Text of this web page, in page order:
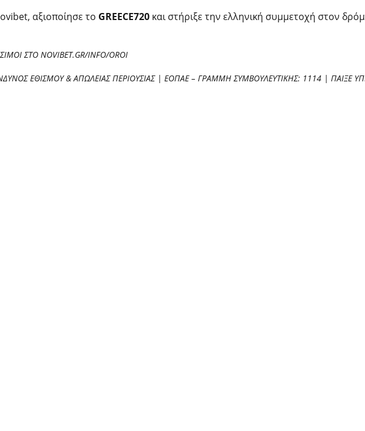
αξιοποίησε το GREECE720 και στήριξε την ελληνική συμμετοχή στον
ΣΤΟ NOVIBET.GR/INFO/OROI
ΕΘΙΣΜΟΥ & ΑΠΩΛΕΙΑΣ ΠΕΡΙΟΥΣΙΑΣ | ΕΟΠΑΕ – ΓΡΑΜΜΗ ΣΥΜΒΟΥΛΕΥΤΙΚΗΣ: 1114 | ΠΑΙΞΕ